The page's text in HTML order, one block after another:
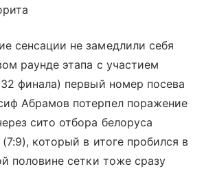
сенсации не замедлили себя
раунде этапа с участием
финала) первый номер посева
Абрамов потерпел поражение
сито отбора белоруса
который в итоге пробился в
половине сетки тоже сразу